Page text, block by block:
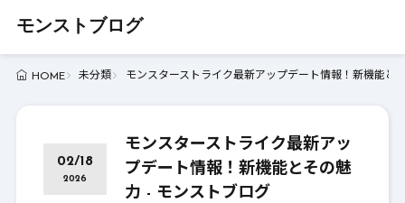
モンストブログ
HOME 未分類 モンスターストライク最新アップデート情報！新機能と
02/18
2026
モンスターストライク最新アッ
プデート情報！新機能とその魅
力 - モンストブログ